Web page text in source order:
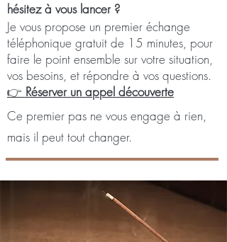
hésitez à vous lancer ?
Je vous propose un premier échange
téléphonique gratuit de 15 minutes, pour
faire le point ensemble sur votre situation,
vos besoins, et répondre à vos questions.
👉 Réserver un appel découverte
Ce premier pas ne vous engage à rien,
mais il peut tout changer.